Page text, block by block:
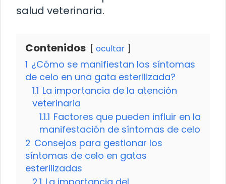
salud veterinaria.
Contenidos ocultar
1 ¿Cómo se manifiestan los síntomas
de celo en una gata esterilizada?
1.1 La importancia de la atención
veterinaria
1.1.1 Factores que pueden influir en la
manifestación de síntomas de celo
2 Consejos para gestionar los
síntomas de celo en gatas
esterilizadas